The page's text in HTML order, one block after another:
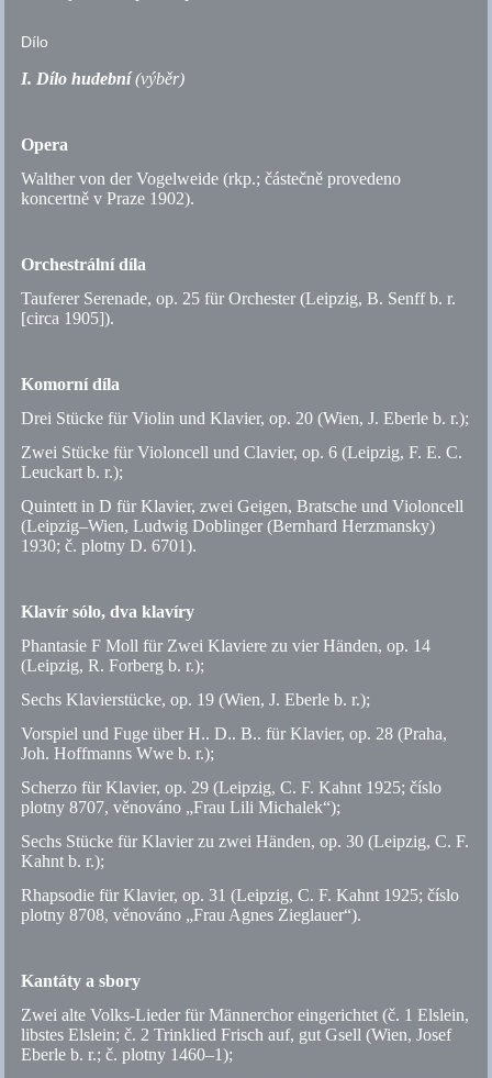
Dílo
I. Dílo hudební(výběr)
Opera
Walther von der Vogelweide (rkp.; částečně provedeno
koncertně v Praze 1902).
Orchestrální díla
Tauferer Serenade,op. 25 für Orchester (Leipzig, B. Senffb. r.
[circa 1905]).
Komorní díla
Drei Stücke für Violin und Klavier,op. 20 (Wien, J. Eberleb. r.);
Zwei Stücke für Violoncell und Clavier,op. 6 (Leipzig, F. E. C.
Leuckartb. r.);
Quintett in D für Klavier, zwei Geigen, Bratsche und Violoncell
(Leipzig–Wien, Ludwig Doblinger (Bernhard Herzmansky)
1930;č. plotny D. 6701).
Klavír sólo, dva klavíry
Phantasie F Moll für Zwei Klaviere zu vier Händen,op. 14
(Leipzig, R. Forbergb. r.);
Sechs Klavierstücke,op. 19 (Wien, J. Eberleb. r.);
Vorspiel und Fuge über H.. D.. B.. für Klavier,op. 28 (Praha,
Joh. Hoffmanns Wweb. r.);
Scherzo für Klavier,op. 29 (Leipzig, C. F. Kahnt 1925; číslo
plotny 8707, věnováno „Frau Lili Michalek“);
Sechs Stücke für Klavier zu zwei Händen,op. 30 (Leipzig, C. F.
Kahntb. r.);
Rhapsodie für Klavier,op. 31 (Leipzig, C. F. Kahnt 1925; číslo
plotny 8708, věnováno „Frau Agnes Zieglauer“).
Kantáty a sbory
Zwei alte Volks-Lieder für Männerchor eingerichtet (č. 1 Elslein,
libstes Elslein;č. 2 Trinklied Frisch auf, gut Gsell (Wien, Josef
Eberleb. r.;č. plotny 1460–1);